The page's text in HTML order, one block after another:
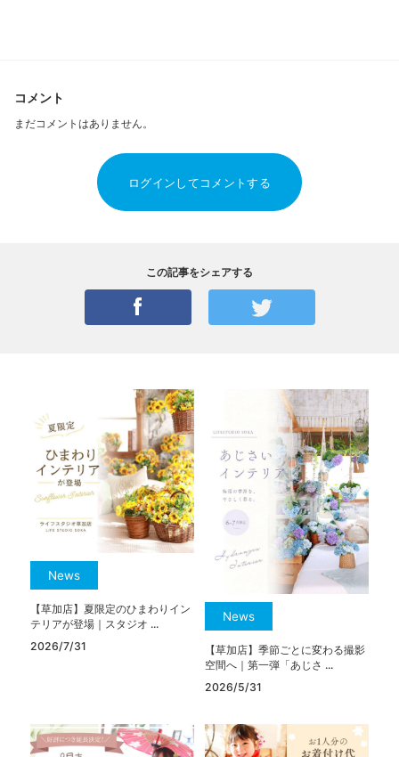
コメント
まだコメントはありません。
ログインしてコメントする
この記事をシェアする
News
【草加店】夏限定のひまわりイン
テリアが登場｜スタジオ ...
2026/7/31
News
【草加店】季節ごとに変わる撮影
空間へ｜第一弾「あじさ ...
2026/5/31